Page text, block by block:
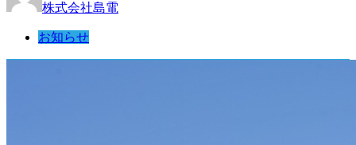
株式会社島電
お知らせ